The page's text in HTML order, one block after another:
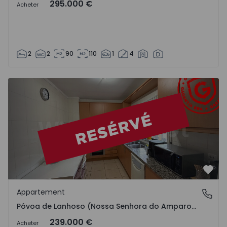
Acheter 295.000 €
2 2 90 110 1 4
Appartement T3 Póvoa de Lanhoso, Póvoa de Lanhoso
Póvoa de Lanhoso (Nossa Senhora do Amparo), Braga
Appartement
Póvoa de Lanhoso (Nossa Senhora do Amparo), Braga
Acheter 239.000 €